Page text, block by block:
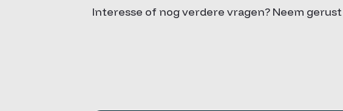
Interesse of nog verdere vragen? Neem